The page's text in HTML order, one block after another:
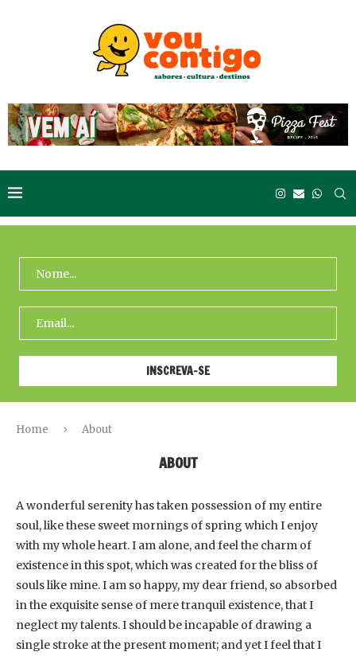
Home About
ABOUT
A wonderful serenity has taken possession of my entire
soul, like these sweet mornings of spring which I enjoy
with my whole heart. I am alone, and feel the charm of
existence in this spot, which was created for the bliss of
souls like mine. I am so happy, my dear friend, so absorbed
in the exquisite sense of mere tranquil existence, that I
neglect my talents. I should be incapable of drawing a
single stroke at the present moment; and yet I feel that I